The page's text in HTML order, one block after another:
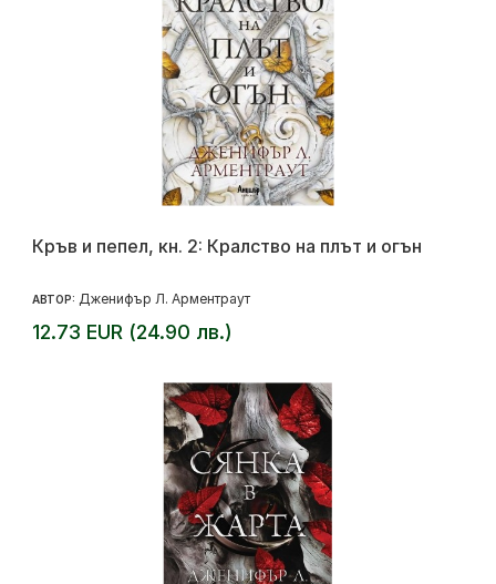
Кръв и пепел, кн. 2: Кралство на плът и огън
АВТОР: Дженифър Л. Арментраут
12.73 EUR (24.90 лв.)